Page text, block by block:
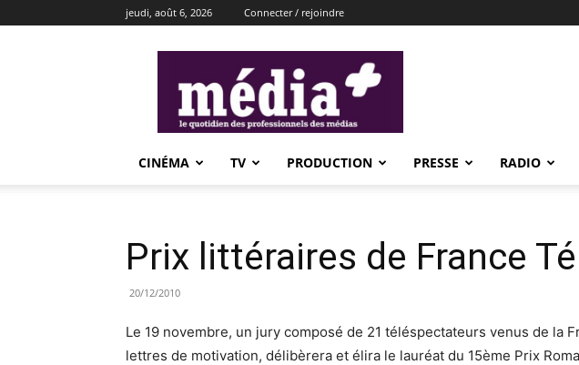
jeudi, août 6, 2026 Connecter / rejoindre
CINÉMA TV PRODUCTION PRESSE RADIO
Prix littéraires de France
20/12/2010
Le 19 novembre, un jury composé de 21 téléspectateurs venus de la
lettres de motivation, délibèrera et élira le lauréat du 15ème Prix